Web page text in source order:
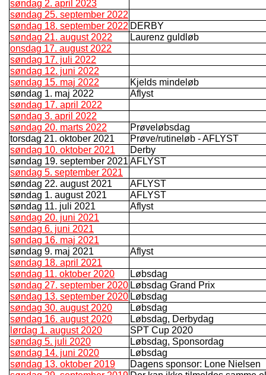
søndag 2. april 2023
søndag 25. september 2022
søndag 18. september 2022 DERBY
søndag 21. august 2022
Laurenz guldløb
onsdag 17. august 2022
søndag 17. juli 2022
søndag 12. juni 2022
søndag 15. maj 2022
Kjelds mindeløb
søndag 1. maj 2022
Aflyst
søndag 17. april 2022
søndag 3. april 2022
søndag 20. marts 2022
Prøveløbsdag
torsdag 21. oktober 2021
Prøve/rutineløb - AFLYST
søndag 10. oktober 2021
Derby
søndag 19. september 2021 AFLYST
søndag 5. september 2021
søndag 22. august 2021
AFLYST
søndag 1. august 2021
AFLYST
søndag 11. juli 2021
Aflyst
søndag 20. juni 2021
søndag 6. juni 2021
søndag 16. maj 2021
søndag 9. maj 2021
Aflyst
søndag 18. april 2021
søndag 11. oktober 2020
Løbsdag
søndag 27. september 2020 Løbsdag Grand Prix
søndag 13. september 2020 Løbsdag
søndag 30. august 2020
Løbsdag
søndag 16. august 2020
Løbsdag, Derbydag
lørdag 1. august 2020
SPT Cup 2020
søndag 5. juli 2020
Løbsdag, Sponsordag
søndag 14. juni 2020
Løbsdag
søndag 13. oktober 2019
Dagens sponsor: Lone Nielsen